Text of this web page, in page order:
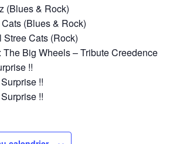
(Blues & Rock)
(Blues & Rock)
Stree Cats (Rock)
The Big Wheels – Tribute Creedence
!!
!!
!!